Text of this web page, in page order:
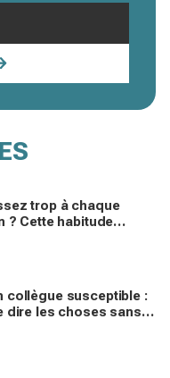
trop à chaque
? Cette habitude
collègue susceptible :
dire les choses sans